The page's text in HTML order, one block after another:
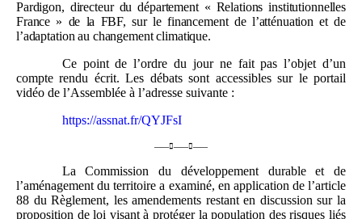
Pardigon, directeur du département « Relations institutionnelles
France » de la FBF, sur le financement de l’atténuation et de
l’adaptation au changement climatique.
Ce point de l’ordre du jour ne fait pas l’objet d’un
compte rendu écrit. Les débats sont accessibles sur le portail
vidéo de l’Assemblée à l’adresse suivante :
https://assnat.fr/QYJFsI
——————
La Commission du développement durable et de
l’aménagement du territoire a examiné, en application de l’article
88 du Règlement, les amendements restant en discussion sur la
proposition de loi visant à protéger la population des risques liés